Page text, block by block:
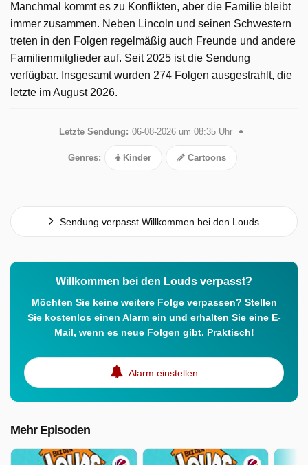
Manchmal kommt es zu Konflikten, aber die Familie bleibt
immer zusammen. Neben Lincoln und seinen Schwestern
treten in den Folgen regelmäßig auch Freunde und andere
Familienmitglieder auf. Seit 2025 ist die Sendung
verfügbar. Insgesamt wurden 274 Folgen ausgestrahlt, die
letzte im August 2026.
Letzte Sendung: 06-08-2026 um 08:35 Uhr
Genres: Kinder Cartoons
Sendung verpasst Willkommen bei den Louds
Willkommen bei den Louds verpasst?
Möchten Sie keine weitere Folge verpassen? Stellen
Sie kostenlos einen Alarm ein und erhalten Sie eine E-
Mail, wenn es neue Folgen gibt. Praktisch!
Alarm einstellen
Mehr Episoden